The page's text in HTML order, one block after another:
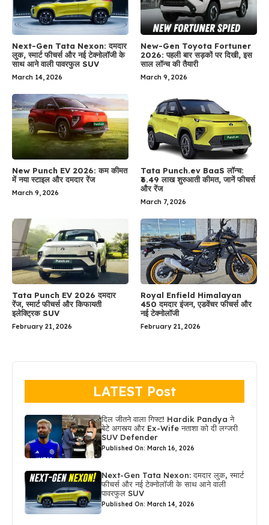
Next-Gen Tata Nexon: दमदार
लुक, स्मार्ट फीचर्स और नई टेक्नोलॉजी के
साथ आने वाली पावरफुल SUV
March 14, 2026
New-Gen Toyota Fortuner
2026: पहली बार सड़कों पर दिखी, इस
साल लॉन्च की तैयारी
March 9, 2026
New Punch EV 2026: कम कीमत
में नया स्टाइल और दमदार रेंज
March 9, 2026
Tata Punch.ev BaaS लॉन्च:
₹6.49 लाख शुरुआती कीमत, जानें फीचर्स
और रेंज
March 7, 2026
Tata Punch EV 2026 दमदार
रेंज, स्मार्ट फीचर्स और किफायती
इलेक्ट्रिक SUV
February 21, 2026
Royal Enfield Himalayan
450 दमदार इंजन, एडवेंचर फीचर्स और
नई टेक्नोलॉजी
February 21, 2026
LATEST Post
दिल जीतने वाला गिफ्ट! Hardik Pandya ने
बेटे अगस्त्य और Ex-Wife नताशा को दी लग्जरी
SUV Defender
Published On: March 16, 2026
Next-Gen Tata Nexon: दमदार लुक, स्मार्ट
फीचर्स और नई टेक्नोलॉजी के साथ आने वाली
पावरफुल SUV
Published On: March 14, 2026